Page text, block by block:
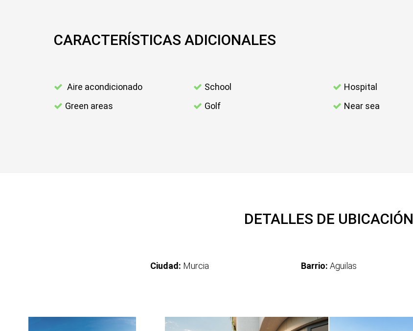
CARACTERÍSTICAS ADICIONALES
Aire acondicionado
Green areas
School
Golf
Hospital
Near sea
DETALLES DE UBICACIÓN
Ciudad: Murcia Barrio: Aguilas